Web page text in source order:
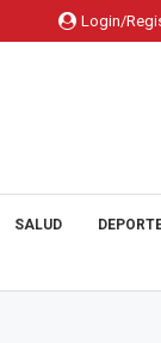
Login/
SALUD